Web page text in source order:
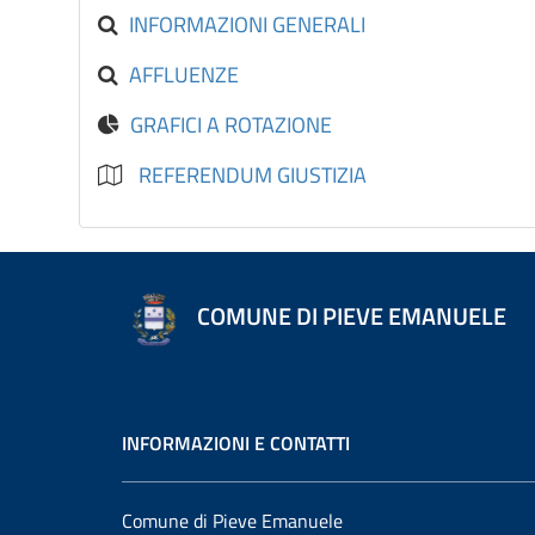
INFORMAZIONI GENERALI
AFFLUENZE
GRAFICI A ROTAZIONE
REFERENDUM GIUSTIZIA
COMUNE DI PIEVE EMANUELE
INFORMAZIONI E CONTATTI
Comune di Pieve Emanuele